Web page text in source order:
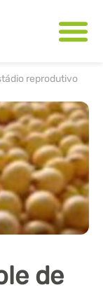
reprodutivo
de